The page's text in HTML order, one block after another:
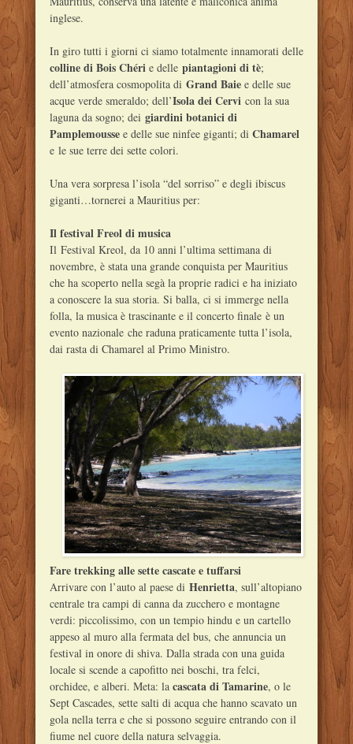
inglese.
In giro tutti i giorni ci siamo totalmente innamorati delle
colline di Bois Chérie delle piantagioni di tè;
dell’atmosfera cosmopolita di Grand Baiee delle sue
acque verde smeraldo; dell’Isola dei Cervicon la sua
laguna da sogno; dei giardini botanici di
Pamplemoussee delle sue ninfee giganti; di Chamarel
e le sue terre dei sette colori.
Una vera sorpresa l’isola “del sorriso” e degli ibiscus
giganti…tornerei a Mauritius per:
Il festival Freol di musica
Il Festival Kreol, da 10 anni l’ultima settimana di
novembre, è stata una grande conquista per Mauritius
che ha scoperto nella segà la proprie radici e ha iniziato
a conoscere la sua storia. Si balla, ci si immerge nella
folla, la musica è trascinante e il concerto finale è un
evento nazionale che raduna praticamente tutta l’isola,
dai rasta di Chamarel al Primo Ministro.
Fare trekking alle sette cascate e tuffarsi
Arrivare con l’auto al paese di Henrietta, sull’altopiano
centrale tra campi di canna da zucchero e montagne
verdi: piccolissimo, con un tempio hindu e un cartello
appeso al muro alla fermata del bus, che annuncia un
festival in onore di shiva. Dalla strada con una guida
locale si scende a capofitto nei boschi, tra felci,
orchidee, e alberi. Meta: la cascata di Tamarine, o le
Sept Cascades, sette salti di acqua che hanno scavato un
gola nella terra e che si possono seguire entrando con il
fiume nel cuore della natura selvaggia.